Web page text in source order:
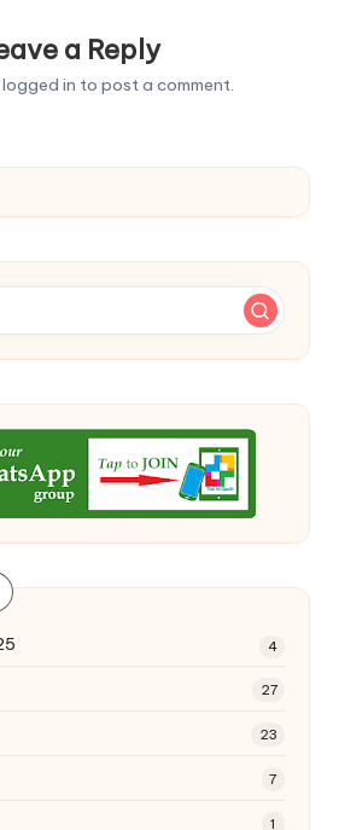
a Reply
logged in to post a comment.
4
27
23
7
1